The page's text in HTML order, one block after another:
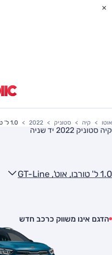
אוטו קיה סטוניק 2022 1.0 ל' טורבו, אוט', GT-Line
קיה סטוניק 2022 יד שניה
1.0 ל' טורבו, אוט', GT-Line
הדגם אינו משווק כרכב חדש